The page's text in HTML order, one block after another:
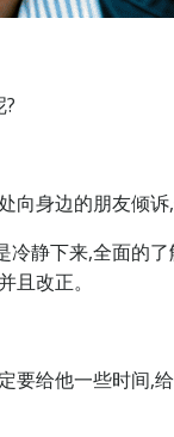
向身边的朋友倾
静下来,全面的
且改正。
要给他一些时间,